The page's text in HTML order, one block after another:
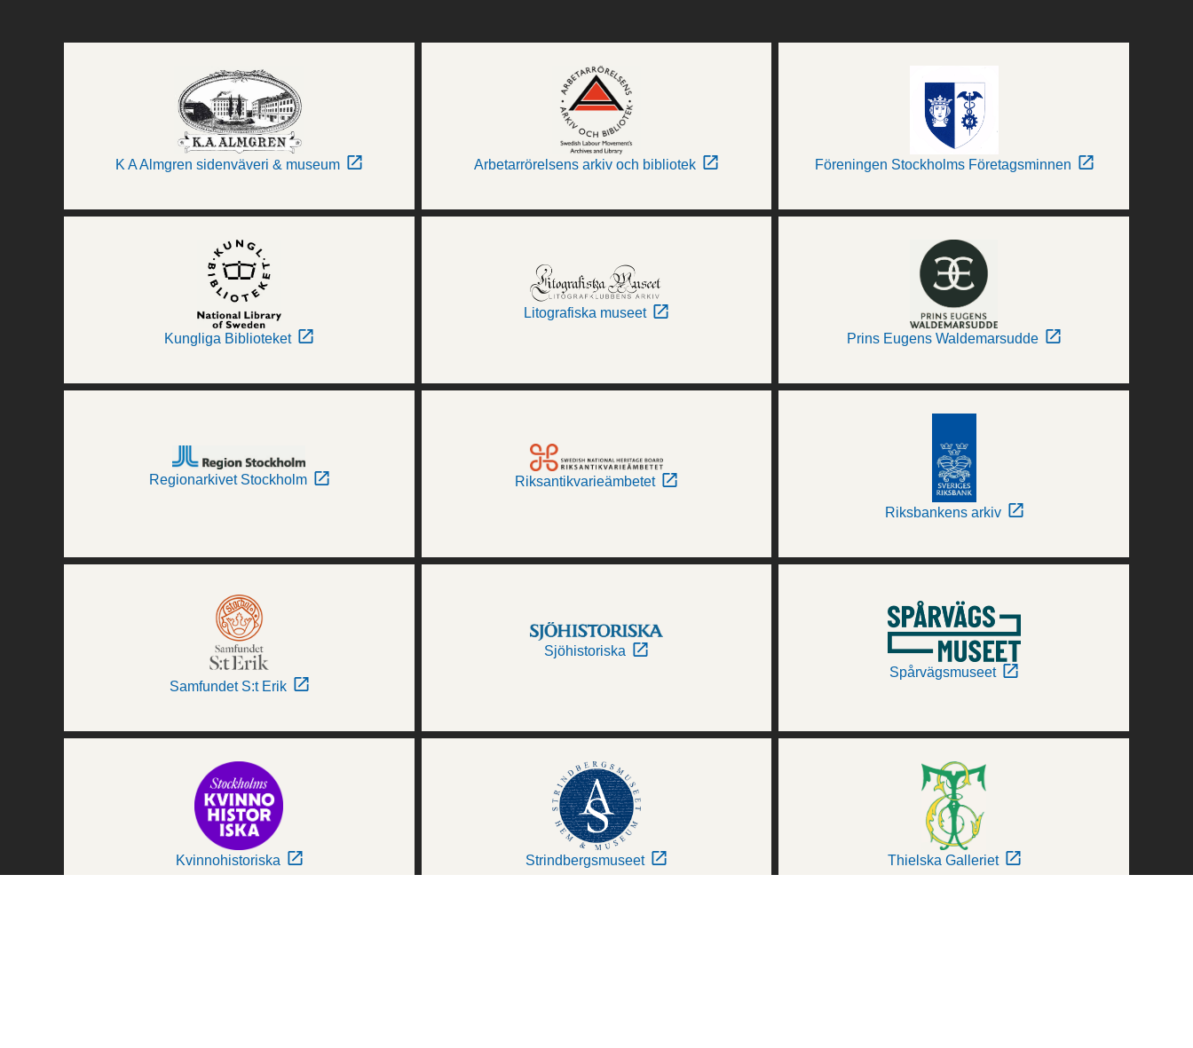
K A Almgren sidenväveri & museum Arbetarrörelsens arkiv och bibliotek Föreningen Stockholms Företagsminnen
Kungliga Biblioteket
Litografiska museet
Prins Eugens Waldemarsudde
Regionarkivet Stockholm Riksantikvarieämbetet
Riksbankens arkiv
Samfundet S:t Erik
Sjöhistoriska
Spårvägsmuseet
Kvinnohistoriska Strindbergsmuseet Thielska Galleriet